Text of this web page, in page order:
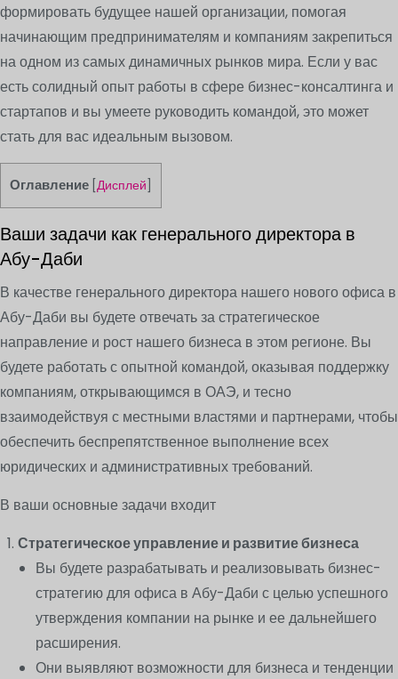
формировать будущее нашей организации, помогая
начинающим предпринимателям и компаниям закрепиться
на одном из самых динамичных рынков мира. Если у вас
есть солидный опыт работы в сфере бизнес-консалтинга и
стартапов и вы умеете руководить командой, это может
стать для вас идеальным вызовом.
Оглавление Дисплей
Ваши задачи как генерального директора в
Абу-Даби
В качестве генерального директора нашего нового офиса в
Абу-Даби вы будете отвечать за стратегическое
направление и рост нашего бизнеса в этом регионе. Вы
будете работать с опытной командой, оказывая поддержку
компаниям, открывающимся в ОАЭ, и тесно
взаимодействуя с местными властями и партнерами, чтобы
обеспечить беспрепятственное выполнение всех
юридических и административных требований.
В ваши основные задачи входит
Стратегическое управление и развитие бизнеса
Вы будете разрабатывать и реализовывать бизнес-
стратегию для офиса в Абу-Даби с целью успешного
утверждения компании на рынке и ее дальнейшего
расширения.
Они выявляют возможности для бизнеса и тенденции